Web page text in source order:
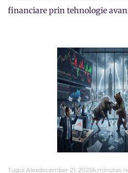
financiare prin tehnologie
Tugui Alexdecember 21, 20256 minutes